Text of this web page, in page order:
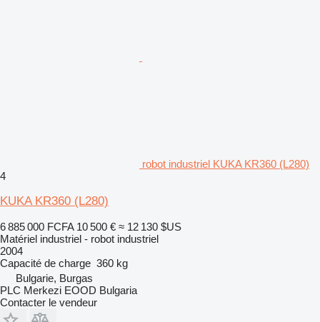
robot industriel KUKA KR360 (L280)
4
KUKA KR360 (L280)
6 885 000 FCFA 10 500 € ≈ 12 130 $US
Matériel industriel - robot industriel
2004
Capacité de charge 360 kg
Bulgarie, Burgas
PLC Merkezi EOOD Bulgaria
Contacter le vendeur